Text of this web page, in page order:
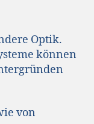
Optik.
können
von